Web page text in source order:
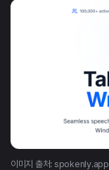
이미지 출처: spokenly.app